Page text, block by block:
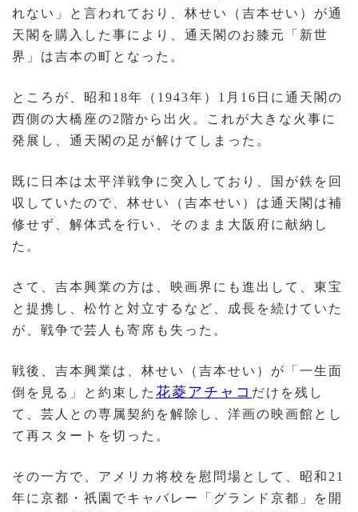
れない」と言われており、林せい（吉本せい）が通
天閣を購入した事により、通天閣のお膝元「新世
界」は吉本の町となった。
ところが、昭和18年（1943年）1月16日に通天閣の
西側の大橋座の2階から出火。これが大きな火事に
発展し、通天閣の足が解けてしまった。
既に日本は太平洋戦争に突入しており、国が鉄を回
収していたので、林せい（吉本せい）は通天閣は補
修せず、解体式を行い、そのまま大阪府に献納し
た。
さて、吉本興業の方は、映画界にも進出して、東宝
と提携し、松竹と対立するなど、成長を続けていた
が、戦争で芸人も寄席も失った。
戦後、吉本興業は、林せい（吉本せい）が「一生面
倒を見る」と約束した 花菱アチャコ だけを残し
て、芸人との専属契約を解除し、洋画の映画館とし
て再スタートを切った。
その一方で、アメリカ将校を慰問場として、昭和21
年に京都・祇園でキャバレー「グランド京都」を開